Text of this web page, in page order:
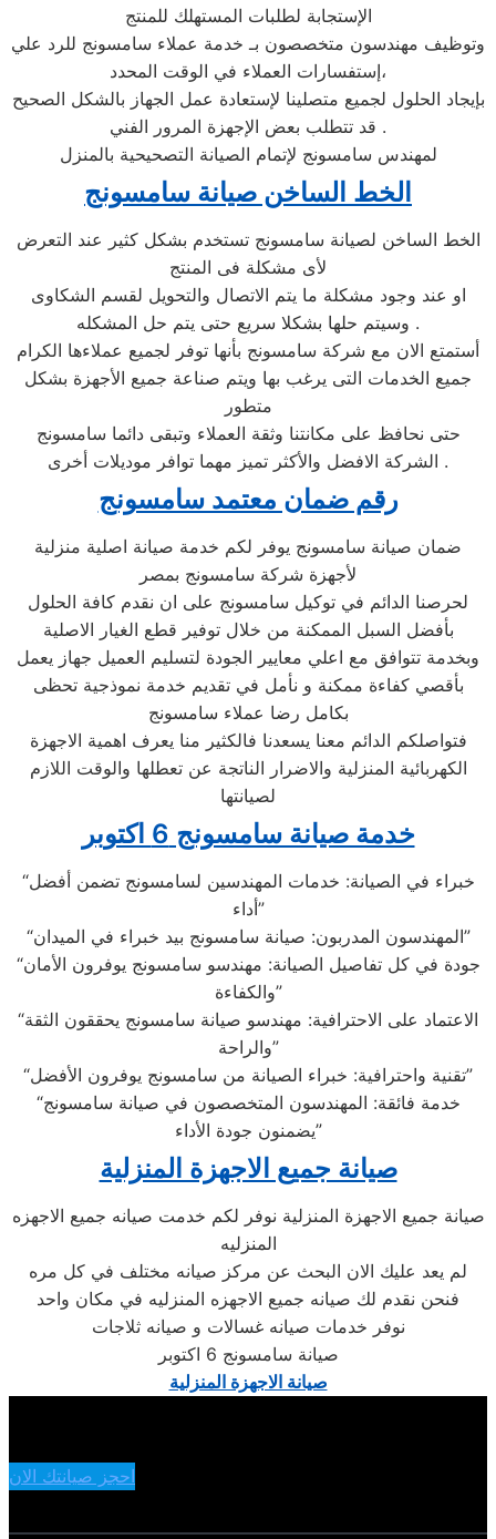
الإستجابة لطلبات المستهلك للمنتج
وتوظيف مهندسون متخصصون بـ خدمة عملاء سامسونج للرد علي
إستفسارات العملاء في الوقت المحدد،
بإيجاد الحلول لجميع متصلينا لإستعادة عمل الجهاز بالشكل الصحيح
. قد تتطلب بعض الإجهزة المرور الفني
لمهندس سامسونج لإتمام الصيانة التصحيحية بالمنزل
الخط الساخن صيانة سامسونج
الخط الساخن لصيانة سامسونج تستخدم بشكل كثير عند التعرض
لأى مشكلة فى المنتج
او عند وجود مشكلة ما يتم الاتصال والتحويل لقسم الشكاوى
وسيتم حلها بشكلا سريع حتى يتم حل المشكله .
أستمتع الان مع شركة سامسونج بأنها توفر لجميع عملاءها الكرام
جميع الخدمات التى يرغب بها ويتم صناعة جميع الأجهزة بشكل
متطور
حتى نحافظ على مكانتنا وثقة العملاء وتبقى دائما سامسونج
الشركة الافضل والأكثر تميز مهما توافر موديلات أخرى .
رقم ضمان معتمد سامسونج
ضمان صيانة سامسونج يوفر لكم خدمة صيانة اصلية منزلية
لأجهزة شركة سامسونج بمصر
لحرصنا الدائم في توكيل سامسونج على ان نقدم كافة الحلول
بأفضل السبل الممكنة من خلال توفير قطع الغيار الاصلية
وبخدمة تتوافق مع اعلي معايير الجودة لتسليم العميل جهاز يعمل
بأقصي كفاءة ممكنة و نأمل في تقديم خدمة نموذجية تحظى
بكامل رضا عملاء سامسونج
فتواصلكم الدائم معنا يسعدنا فالكثير منا يعرف اهمية الاجهزة
الكهربائية المنزلية والاضرار الناتجة عن تعطلها والوقت اللازم
لصيانتها
خدمة صيانة سامسونج 6 اكتوبر
“خبراء في الصيانة: خدمات المهندسين لسامسونج تضمن أفضل
أداء”
“المهندسون المدربون: صيانة سامسونج بيد خبراء في الميدان”
“جودة في كل تفاصيل الصيانة: مهندسو سامسونج يوفرون الأمان
والكفاءة”
“الاعتماد على الاحترافية: مهندسو صيانة سامسونج يحققون الثقة
والراحة”
“تقنية واحترافية: خبراء الصيانة من سامسونج يوفرون الأفضل”
“خدمة فائقة: المهندسون المتخصصون في صيانة سامسونج
يضمنون جودة الأداء”
صيانة جميع الاجهزة المنزلية
صيانة جميع الاجهزة المنزلية نوفر لكم خدمت صيانه جميع الاجهزه
المنزليه
لم يعد عليك الان البحث عن مركز صيانه مختلف في كل مره
فنحن نقدم لك صيانه جميع الاجهزه المنزليه في مكان واحد
نوفر خدمات صيانه غسالات و صيانه ثلاجات
صيانة سامسونج 6 اكتوبر
صيانة الاجهزة المنزلية
احجز صيانتك الان